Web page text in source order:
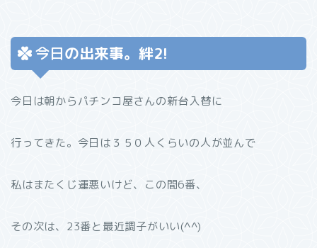
今日の出来事。絆2!
今日は朝からパチンコ屋さんの新台入替に
行ってきた。今日は３５０人くらいの人が並んで
私はまたくじ運悪いけど、この間6番、
その次は、23番と最近調子がいい(^^)